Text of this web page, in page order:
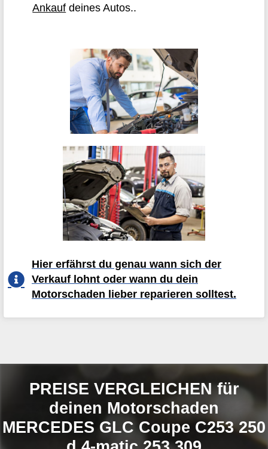
Ankauf deines Autos..
Hier erfährst du genau wann sich der
Verkauf lohnt oder wann du dein
Motorschaden lieber reparieren solltest.
PREISE VERGLEICHEN für
deinen Motorschaden
MERCEDES GLC Coupe C253 250